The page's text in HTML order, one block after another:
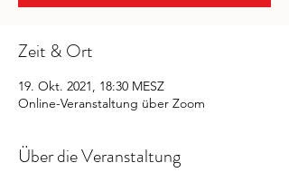
Zeit & Ort
19. Okt. 2021, 18:30 MESZ
Online-Veranstaltung über Zoom
Über die Veranstaltung